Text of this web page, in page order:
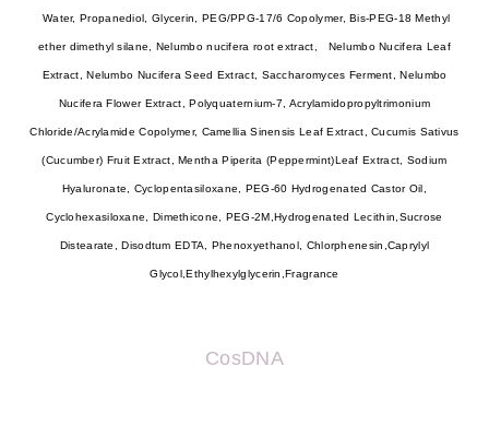
Water, Propanediol, Glycerin, PEG/PPG-17/6 Copolymer, Bis-PEG-18 Methyl
ether dimethyl silane, Nelumbo nucifera root extract, Nelumbo Nucifera Leaf
Extract, Nelumbo Nucifera Seed Extract, Saccharomyces Ferment, Nelumbo
Nucifera Flower Extract, Polyquaternium-7, Acrylamidopropyltrimonium
Chloride/Acrylamide Copolymer, Camellia Sinensis Leaf Extract, Cucumis Sativus
(Cucumber) Fruit Extract, Mentha Piperita (Peppermint)Leaf Extract, Sodium
Hyaluronate, Cyclopentasiloxane, PEG-60 Hydrogenated Castor Oil,
Cyclohexasiloxane, Dimethicone, PEG-2M,Hydrogenated Lecithin,Sucrose
Distearate, Disodtum EDTA, Phenoxyethanol, Chlorphenesin,Caprylyl
Glycol,Ethylhexylglycerin,Fragrance
CosDNA